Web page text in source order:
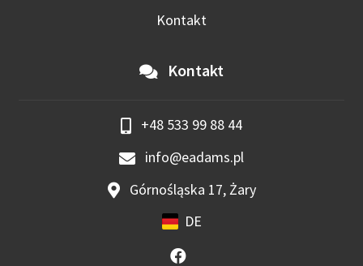
Kontakt
Kontakt
+48 533 99 88 44
info@eadams.pl
Górnośląska 17, Żary
DE